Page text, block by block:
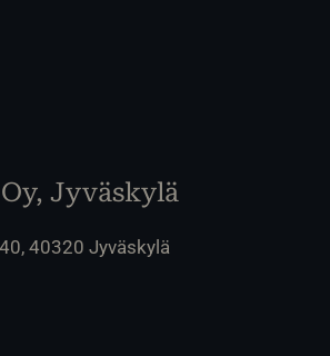
Jyväskylä
40320 Jyväskylä